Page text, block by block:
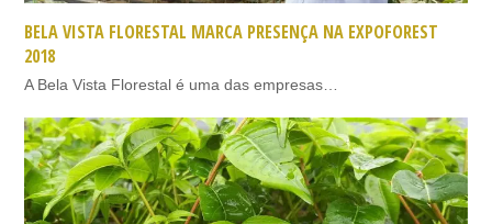
BELA VISTA FLORESTAL MARCA PRESENÇA NA EXPOFOREST
2018
A Bela Vista Florestal é uma das empresas…